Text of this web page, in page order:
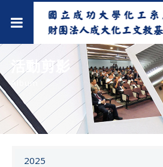
活動剪影
Album
2025